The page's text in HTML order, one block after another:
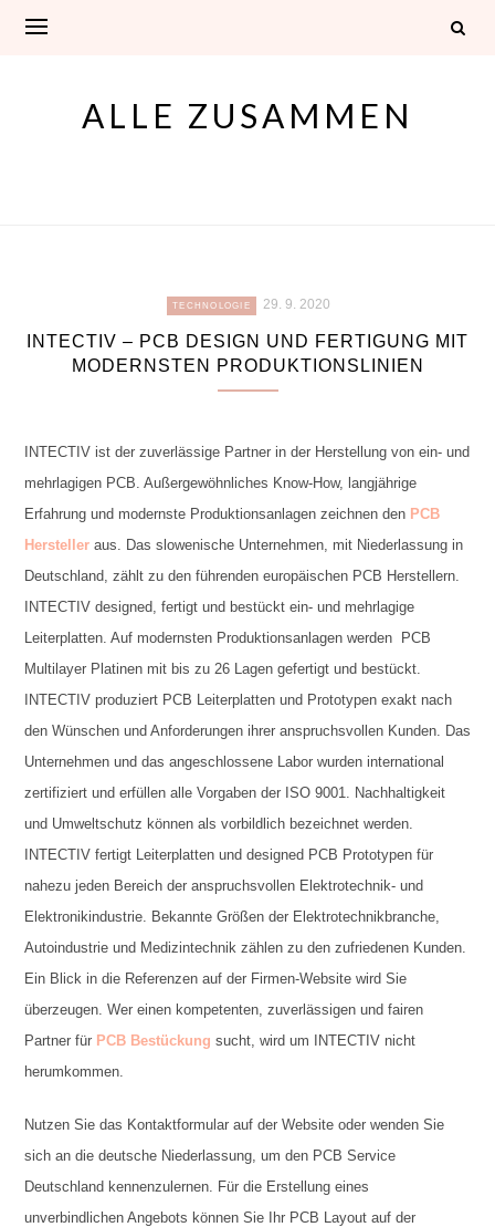
ALLE ZUSAMMEN
TECHNOLOGIE 29. 9. 2020
INTECTIV – PCB DESIGN UND FERTIGUNG MIT
MODERNSTEN PRODUKTIONSLINIEN
INTECTIV ist der zuverlässige Partner in der Herstellung von ein- und
mehrlagigen PCB. Außergewöhnliches Know-How, langjährige
Erfahrung und modernste Produktionsanlagen zeichnen den PCB
Herstelleraus. Das slowenische Unternehmen, mit Niederlassung in
Deutschland, zählt zu den führenden europäischen PCB Herstellern.
INTECTIV designed, fertigt und bestückt ein- und mehrlagige
Leiterplatten. Auf modernsten Produktionsanlagen werden PCB
Multilayer Platinen mit bis zu 26 Lagen gefertigt und bestückt.
INTECTIV produziert PCB Leiterplatten und Prototypen exakt nach
den Wünschen und Anforderungen ihrer anspruchsvollen Kunden. Das
Unternehmen und das angeschlossene Labor wurden international
zertifiziert und erfüllen alle Vorgaben der ISO 9001. Nachhaltigkeit
und Umweltschutz können als vorbildlich bezeichnet werden.
INTECTIV fertigt Leiterplatten und designed PCB Prototypen für
nahezu jeden Bereich der anspruchsvollen Elektrotechnik- und
Elektronikindustrie. Bekannte Größen der Elektrotechnikbranche,
Autoindustrie und Medizintechnik zählen zu den zufriedenen Kunden.
Ein Blick in die Referenzen auf der Firmen-Website wird Sie
überzeugen. Wer einen kompetenten, zuverlässigen und fairen
Partner für PCB Bestückung sucht, wird um INTECTIV nicht
herumkommen.
Nutzen Sie das Kontaktformular auf der Website oder wenden Sie
sich an die deutsche Niederlassung, um den PCB Service
Deutschland kennenzulernen. Für die Erstellung eines
unverbindlichen Angebots können Sie Ihr PCB Layout auf der